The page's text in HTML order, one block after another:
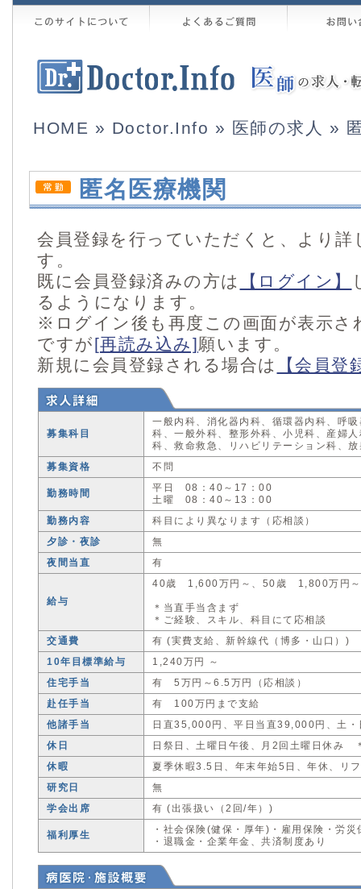
HOME » Doctor.Info » 医師の求人 »
匿名医療機関
会員登録を行っていただくと、より
す。
既に会員登録済みの方は
【ログイン】
るようになります。
※ログイン後も再度この画面が表示さ
ですが[再読み込み]願います。
新規に会員登録される場合は
【会員登
募集科目
一般内科、消化器内科、循環器内科、呼
科、一般外科、整形外科、小児科、産婦
科、救命救急、リハビリテーション科、
募集資格
不問
勤務時間
平日 08：40～17：00
土曜 08：40～13：00
勤務内容
科目により異なります（応相談）
夕診・夜診
無
夜間当直
有
給与
40歳 1,600万円～、50歳 1,800万円～
＊当直手当含まず
＊ご経験、スキル、科目にて応相談
交通費
有 (実費支給、新幹線代（博多・山口）)
10年目標準給与
1,240万円 ～
住宅手当
有 5万円～6.5万円（応相談）
赴任手当
有 100万円まで支給
他諸手当
日直35,000円、平日当直39,000円、土
休日
日祭日、土曜日午後、月2回土曜日休み
休暇
夏季休暇3.5日、年末年始5日、年休、リ
研究日
無
学会出席
有 (出張扱い（2回/年）)
福利厚生
・社会保険(健保・厚年)・雇用保険・労災
・退職金・企業年金、共済制度あり